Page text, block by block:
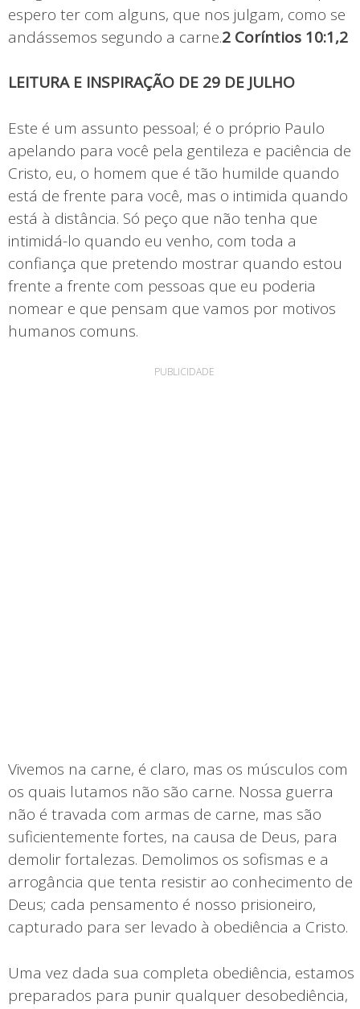
espero ter com alguns, que nos julgam, como se
andássemos segundo a carne.2 Coríntios 10:1,2
LEITURA E INSPIRAÇÃO DE 29 DE JULHO
Este é um assunto pessoal; é o próprio Paulo
apelando para você pela gentileza e paciência de
Cristo, eu, o homem que é tão humilde quando
está de frente para você, mas o intimida quando
está à distância. Só peço que não tenha que
intimidá-lo quando eu venho, com toda a
confiança que pretendo mostrar quando estou
frente a frente com pessoas que eu poderia
nomear e que pensam que vamos por motivos
humanos comuns.
PUBLICIDADE
Vivemos na carne, é claro, mas os músculos com
os quais lutamos não são carne. Nossa guerra
não é travada com armas de carne, mas são
suficientemente fortes, na causa de Deus, para
demolir fortalezas. Demolimos os sofismas e a
arrogância que tenta resistir ao conhecimento de
Deus; cada pensamento é nosso prisioneiro,
capturado para ser levado à obediência a Cristo.
Uma vez dada sua completa obediência, estamos
preparados para punir qualquer desobediência,